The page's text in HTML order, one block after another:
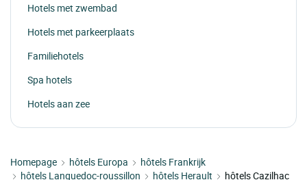
Hotels met zwembad
Hotels met parkeerplaats
Familiehotels
Spa hotels
Hotels aan zee
Homepage hôtels Europa
hôtels Frankrijk
hôtels Languedoc-roussillon
hôtels Herault hôtels Cazilhac